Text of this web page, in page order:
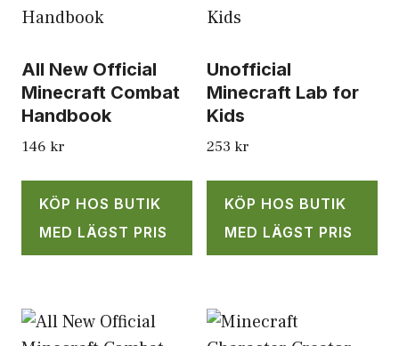
All New Official
Minecraft Combat
Handbook
146 kr
KÖP HOS BUTIK
MED LÄGST PRIS
Unofficial
Minecraft Lab for
Kids
253 kr
KÖP HOS BUTIK
MED LÄGST PRIS